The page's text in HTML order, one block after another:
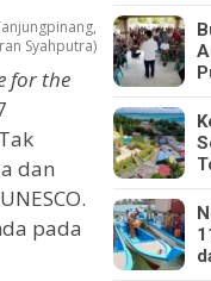
Syahputra)
for the
dan
pada